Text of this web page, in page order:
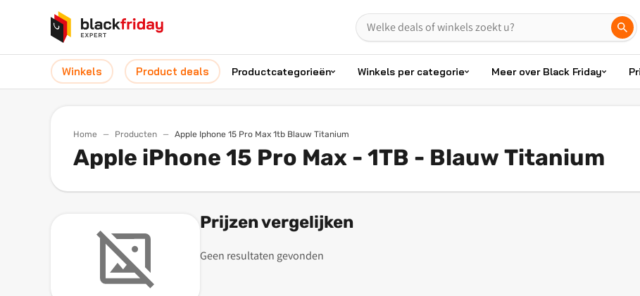
Winkels Product deals Productcategorieën Winkels per categorie Meer over Black Friday
Home Producten Apple Iphone 15 Pro Max 1tb Blauw Titanium
Apple iPhone 15 Pro Max - 1TB - Blauw Titanium
Prijzen vergelijken
Geen resultaten gevonden